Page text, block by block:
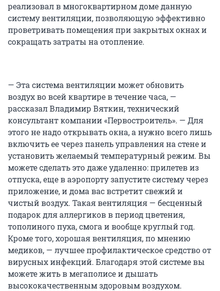
реализовал в многоквартирном доме данную
систему вентиляции, позволяющую эффективно
проветривать помещения при закрытых окнах и
сокращать затраты на отопление.
— Эта система вентиляции может обновить
воздух во всей квартире в течение часа, —
рассказал Владимир Вяткин, технический
консультант компании «Первостроитель». — Для
этого не надо открывать окна, а нужно всего лишь
включить ее через панель управления на стене и
установить желаемый температурный режим. Вы
можете сделать это даже удаленно: прилетев из
отпуска, еще в аэропорту запустите систему через
приложение, и дома вас встретит свежий и
чистый воздух. Такая вентиляция — бесценный
подарок для аллергиков в период цветения,
тополиного пуха, смога и вообще круглый год.
Кроме того, хорошая вентиляция, по мнению
медиков, — лучшее профилактическое средство от
вирусных инфекций. Благодаря этой системе вы
можете жить в мегаполисе и дышать
высококачественным здоровым воздухом.